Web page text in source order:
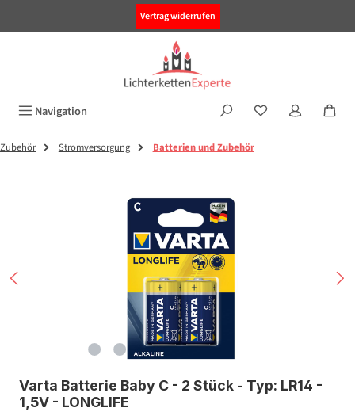
Vertrag widerrufen
Navigation
Zubehör Stromversorgung Batterien und Zubehör
Bildergalerie überspringen
Varta Batterie Baby C - 2 Stück - Typ: LR14 -
1,5V - LONGLIFE